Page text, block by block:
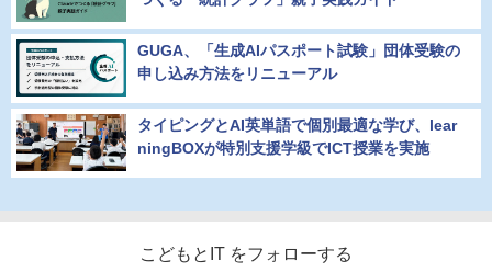
GUGA、「生成AIパスポート試験」団体受験の
申し込み方法をリニューアル
タイピングとAI英単語で個別最適な学び、lear
ningBOXが特別支援学級でICT授業を実施
こどもとIT をフォローする